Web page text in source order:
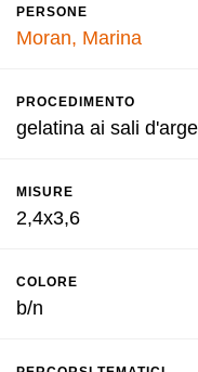
PERSONE
Moran, Marina
PROCEDIMENTO
gelatina ai sali
MISURE
2,4x3,6
COLORE
b/n